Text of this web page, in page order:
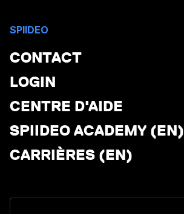
SPIIDEO
CONTACT
LOGIN
CENTRE D'AIDE
SPIIDEO ACADEMY (EN)
CARRIÈRES (EN)